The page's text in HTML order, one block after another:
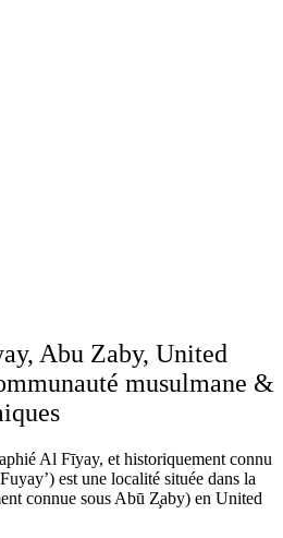
Abu Zaby, United
musulmane &
Al Fīyay, et historiquement connu
est une localité située dans la
connue sous Abū Z̧aby) en United